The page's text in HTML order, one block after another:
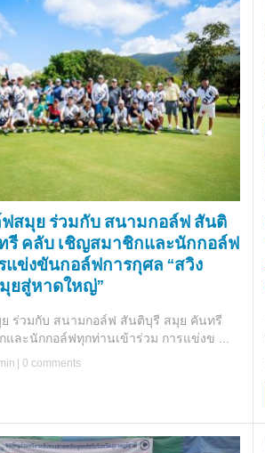
สมุย ร่วมกับ สนามกอล์ฟ สันติ
รี คลับ เชิญสมาชิกและนักกอล์ฟ
แข่งขันกอล์ฟการกุศล “สวิง
ยสู่หาดใหญ่”
ร่วมกับ สนามกอล์ฟ สันติบุรี สมุย คันทรี
ละนักกอล์ฟทุกท่านเข้าร่วม การแข่งข ...
0 comments